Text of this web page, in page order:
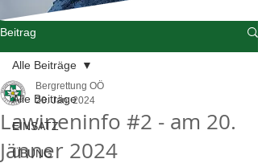
Beitrag
Alle Beiträge
EINSATZ
ÜBUNG
Alle Beiträge
Lawineninfo #2 - am 20.
Jänner 2024
Bergrettung OÖ
20. Jan. 2024